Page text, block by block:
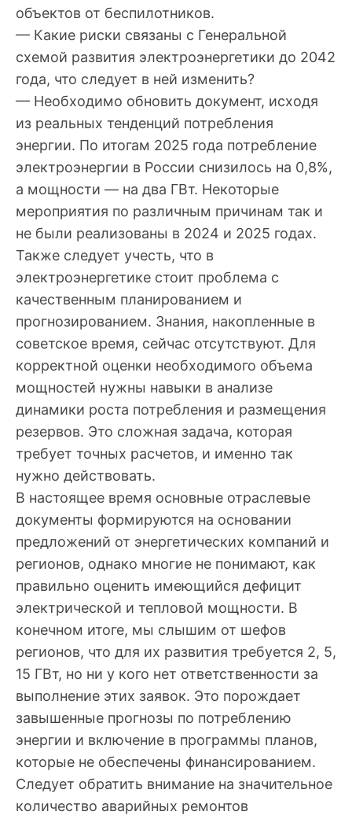
объектов от беспилотников.
— Какие риски связаны с Генеральной
схемой развития электроэнергетики до 2042
года, что следует в ней изменить?
— Необходимо обновить документ, исходя
из реальных тенденций потребления
энергии. По итогам 2025 года потребление
электроэнергии в России снизилось на 0,8%,
а мощности — на два ГВт. Некоторые
мероприятия по различным причинам так и
не были реализованы в 2024 и 2025 годах.
Также следует учесть, что в
электроэнергетике стоит проблема с
качественным планированием и
прогнозированием. Знания, накопленные в
советское время, сейчас отсутствуют. Для
корректной оценки необходимого объема
мощностей нужны навыки в анализе
динамики роста потребления и размещения
резервов. Это сложная задача, которая
требует точных расчетов, и именно так
нужно действовать.
В настоящее время основные отраслевые
документы формируются на основании
предложений от энергетических компаний и
регионов, однако многие не понимают, как
правильно оценить имеющийся дефицит
электрической и тепловой мощности. В
конечном итоге, мы слышим от шефов
регионов, что для их развития требуется 2, 5,
15 ГВт, но ни у кого нет ответственности за
выполнение этих заявок. Это порождает
завышенные прогнозы по потреблению
энергии и включение в программы планов,
которые не обеспечены финансированием.
Следует обратить внимание на значительное
количество аварийных ремонтов